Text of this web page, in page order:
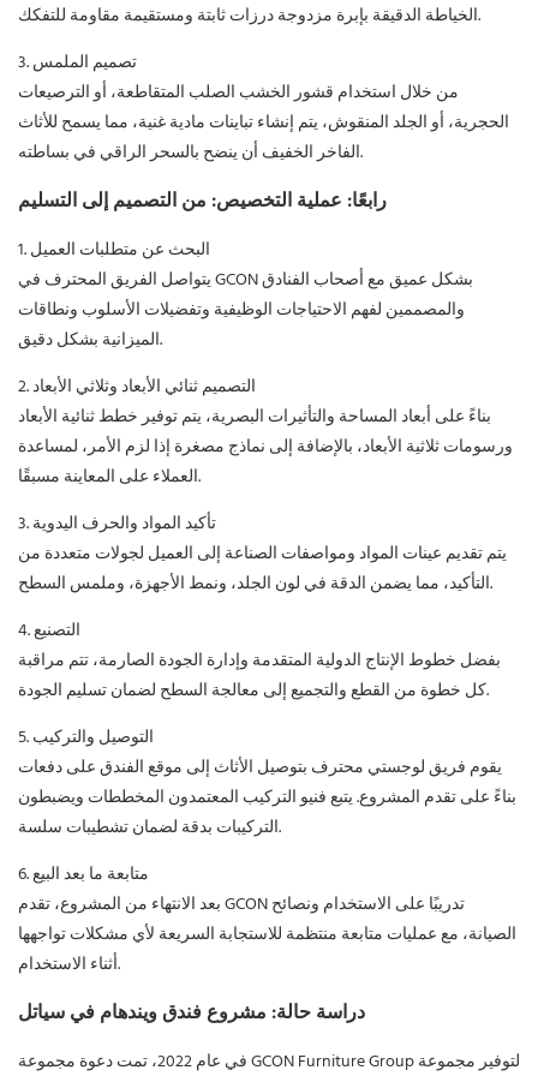
الخياطة الدقيقة بإبرة مزدوجة درزات ثابتة ومستقيمة مقاومة للتفكك.
3. تصميم الملمس
من خلال استخدام قشور الخشب الصلب المتقاطعة، أو الترصيعات
الحجرية، أو الجلد المنقوش، يتم إنشاء تباينات مادية غنية، مما يسمح للأثاث
الفاخر الخفيف أن ينضح بالسحر الراقي في بساطته.
رابعًا: عملية التخصيص: من التصميم إلى التسليم
1. البحث عن متطلبات العميل
يتواصل الفريق المحترف في GCON بشكل عميق مع أصحاب الفنادق
والمصممين لفهم الاحتياجات الوظيفية وتفضيلات الأسلوب ونطاقات
الميزانية بشكل دقيق.
2. التصميم ثنائي الأبعاد وثلاثي الأبعاد
بناءً على أبعاد المساحة والتأثيرات البصرية، يتم توفير خطط ثنائية الأبعاد
ورسومات ثلاثية الأبعاد، بالإضافة إلى نماذج مصغرة إذا لزم الأمر، لمساعدة
العملاء على المعاينة مسبقًا.
3. تأكيد المواد والحرف اليدوية
يتم تقديم عينات المواد ومواصفات الصناعة إلى العميل لجولات متعددة من
التأكيد، مما يضمن الدقة في لون الجلد، ونمط الأجهزة، وملمس السطح.
4. التصنيع
بفضل خطوط الإنتاج الدولية المتقدمة وإدارة الجودة الصارمة، تتم مراقبة
كل خطوة من القطع والتجميع إلى معالجة السطح لضمان تسليم الجودة.
5. التوصيل والتركيب
يقوم فريق لوجستي محترف بتوصيل الأثاث إلى موقع الفندق على دفعات
بناءً على تقدم المشروع. يتبع فنيو التركيب المعتمدون المخططات ويضبطون
التركيبات بدقة لضمان تشطيبات سلسة.
6. متابعة ما بعد البيع
بعد الانتهاء من المشروع، تقدم GCON تدريبًا على الاستخدام ونصائح
الصيانة، مع عمليات متابعة منتظمة للاستجابة السريعة لأي مشكلات تواجهها
أثناء الاستخدام.
دراسة حالة: مشروع فندق ويندهام في سياتل
في عام 2022، تمت دعوة مجموعة GCON Furniture Group لتوفير مجموعة